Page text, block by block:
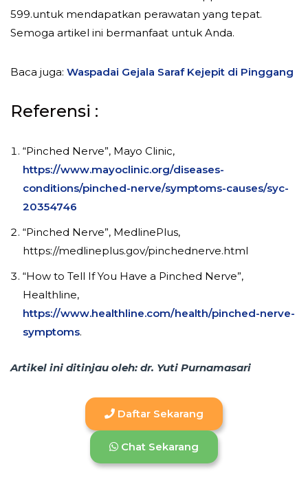
599.untuk mendapatkan perawatan yang tepat.
Semoga artikel ini bermanfaat untuk Anda.
Baca juga: Waspadai Gejala Saraf Kejepit di Pinggang
Referensi :
“Pinched Nerve”, Mayo Clinic,
https://www.mayoclinic.org/diseases-
conditions/pinched-nerve/symptoms-causes/syc-
20354746
“Pinched Nerve”, MedlinePlus,
https://medlineplus.gov/pinchednerve.html
“How to Tell If You Have a Pinched Nerve”,
Healthline,
https://www.healthline.com/health/pinched-nerve-
symptoms.
Artikel ini ditinjau oleh: dr. Yuti Purnamasari
Daftar Sekarang
Chat Sekarang